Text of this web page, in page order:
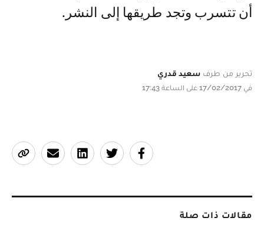
أن تتسرب وتجد طريقها إلى النشر.
تحرير من طرف سعيد قدري
في 17/02/2017 على الساعة 17:43
مقالات ذات صلة